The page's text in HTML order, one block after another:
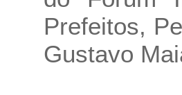
Prefeitos,
Gustavo